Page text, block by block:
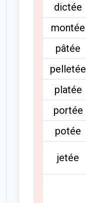
dictée
montée
pâtée
pelletée
platée
portée
potée
jetée